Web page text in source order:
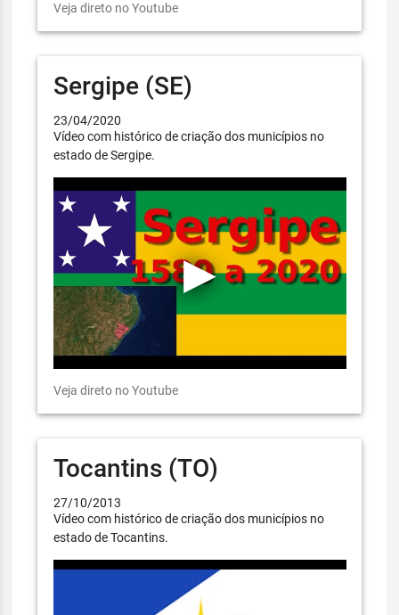
Veja direto no Youtube
Sergipe (SE)
23/04/2020
Vídeo com histórico de criação dos municípios no
estado de Sergipe.
Veja direto no Youtube
Tocantins (TO)
27/10/2013
Vídeo com histórico de criação dos municípios no
estado de Tocantins.